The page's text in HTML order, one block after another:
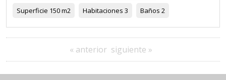
Superficie 150 m2 Habitaciones 3 Baños 2
« anterior siguiente »